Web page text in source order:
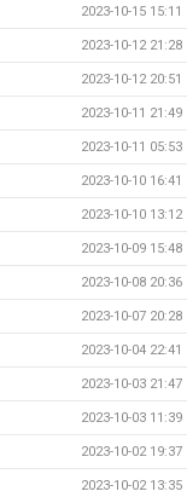
2023-10-15 15:11
2023-10-12 21:28
2023-10-12 20:51
2023-10-11 21:49
2023-10-11 05:53
2023-10-10 16:41
2023-10-10 13:12
2023-10-09 15:48
2023-10-08 20:36
2023-10-07 20:28
2023-10-04 22:41
2023-10-03 21:47
2023-10-03 11:39
2023-10-02 19:37
2023-10-02 13:35